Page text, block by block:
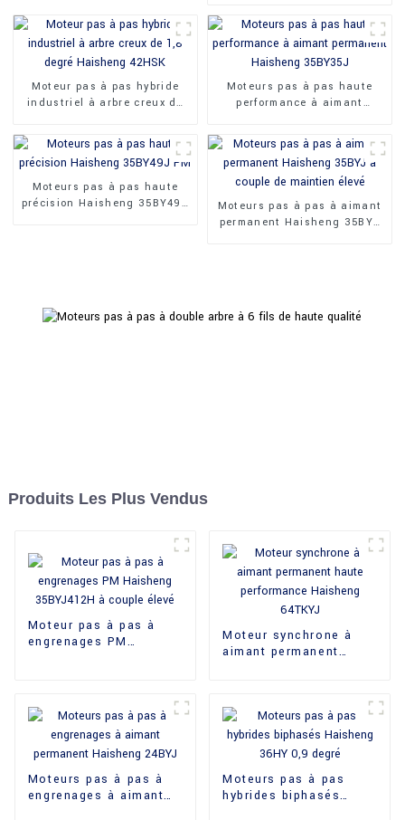
Moteur pas à pas hybride
industriel à arbre creux de
Moteurs pas à pas haute
performance à aimant
35BY35J
Moteurs pas à pas haute
précision Haisheng 35BY49J
Moteurs pas à pas à aimant
permanent Haisheng 35BYJ
Produits Les Plus Vendus
Moteur pas à pas à
engrenages PM
Moteur synchrone à
aimant permanent
Moteurs pas à pas à
engrenages à aimant
Moteurs pas à pas
hybrides biphasés